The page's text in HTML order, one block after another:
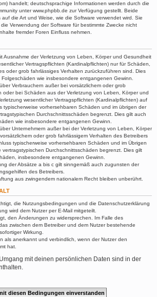
handelt; deutschsprachige Informationen werden durch die
unter www.phpbb.de zur Verfügung gestellt. Beide
die Art und Weise, wie die Software verwendet wird. Sie
Verwendung der Software für bestimmte Zwecke nicht
fremder Foren Einfluss nehmen.
Ausnahme der Verletzung von Leben, Körper und Gesundheit
Vertragspflichten (Kardinalpflichten) nur für Schäden,
oder grob fahrlässiges Verhalten zurückzuführen sind. Dies
wie insbesondere entgangenen Gewinn.
Verbrauchern außer bei vorsätzlichem oder grob
oder bei Schäden aus der Verletzung von Leben, Körper und
wesentlicher Vertragspflichten (Kardinalpflichten) auf
typischerweise vorhersehbaren Schäden und im übrigen der
Durchschnittsschäden begrenzt. Dies gilt auch
wie insbesondere entgangenen Gewinn.
Unternehmern außer bei der Verletzung von Leben, Körper
oder grob fahrlässigem Verhalten des Betreibers
typischerweise vorhersehbaren Schäden und im Übrigen
Durchschnittsschäden begrenzt. Dies gilt
insbesondere entgangenen Gewinn.
der Absätze a bis c gilt sinngemäß auch zugunsten der
des Betreibers.
aus zwingendem nationalem Recht bleiben unberührt.
die Nutzungsbedingungen und die Datenschutzerklärung
wird dem Nutzer per E-Mail mitgeteilt.
den Änderungen zu widersprechen. Im Falle des
zwischen dem Betreiber und dem Nutzer bestehende
Wirkung.
als anerkannt und verbindlich, wenn der Nutzer den
hat.
mit deinen persönlichen Daten sind in der